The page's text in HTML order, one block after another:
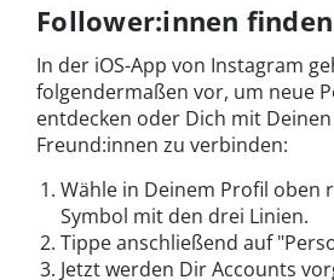
Follower:innen
In der iOS-App von Instagram
folgendermaßen vor, um neue
entdecken oder Dich mit
Freund:innen zu verbinden:
Wähle in Deinem Profil oben
Symbol mit den drei Linien.
Tippe anschließend auf
Jetzt werden Dir Accounts